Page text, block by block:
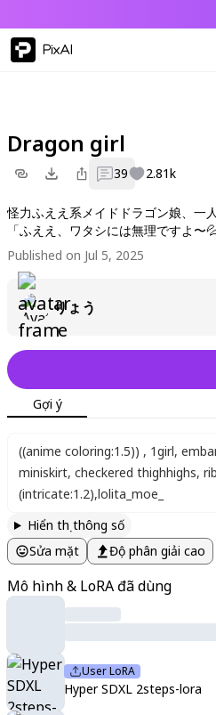
PixAI
Dragon girl
39 2.81k
怪力ふええ系メイドドラゴン娘、一
「ふええ、ワタシには無理ですよ〜💦
Published on Jul 5, 2025
りょう
Gợi ý
((anime coloring:1.5)) , 1girl,
miniskirt, checkered thighhighs,
(intricate:1.2),lolita_moe_
Hiển thị thông số
Sửa mặt
Độ phân giải cao
Mô hình & LoRA đã dùng
User LoRA
Hyper SDXL 2steps-lora